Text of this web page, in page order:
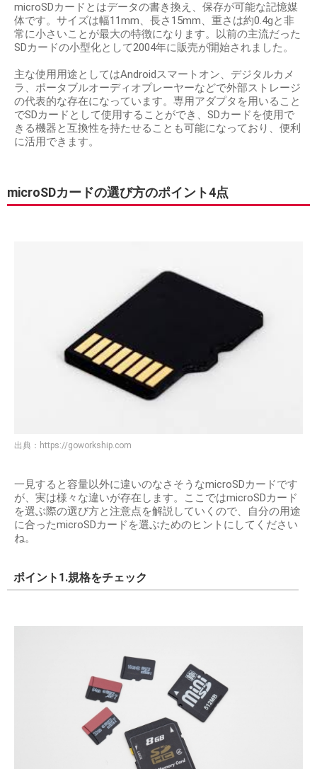
microSDカードとはデータの書き換え、保存が可能な記憶媒
体です。サイズは幅11mm、長さ15mm、重さは約0.4gと非
常に小さいことが最大の特徴になります。以前の主流だった
SDカードの小型化として2004年に販売が開始されました。
主な使用用途としてはAndroidスマートオン、デジタルカメ
ラ、ポータブルオーディオプレーヤーなどで外部ストレージ
の代表的な存在になっています。専用アダプタを用いること
でSDカードとして使用することができ、SDカードを使用で
きる機器と互換性を持たせることも可能になっており、便利
に活用できます。
microSDカードの選び方のポイント4点
出典： https://goworkship.com
一見すると容量以外に違いのなさそうなmicroSDカードです
が、実は様々な違いが存在します。ここではmicroSDカード
を選ぶ際の選び方と注意点を解説していくので、自分の用途
に合ったmicroSDカードを選ぶためのヒントにしてください
ね。
ポイント1.規格をチェック